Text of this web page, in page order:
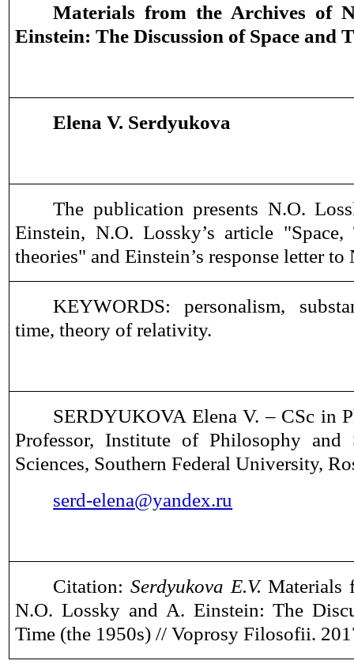
Materials from the Archives of
Einstein:The Discussion ofSpace and
ElenaV. Serdyukova
The publication presents N.O.
Einstein, N.O. Lossky’s article
theories" and Einstein’s response letter to
KEYWORDS: personalism,
time, theory of relativity.
SERDYUKOVA Elena V. – CSc in
Professor, Institute of Philosophy
Sciences, Southern Federal University,
serd-elena@yandex.ru
Citation: Serdyukova E.V. Materials
N.O. Lossky and A. Einstein: The
Time (the 1950s) // Voprosy Filosofii. 201